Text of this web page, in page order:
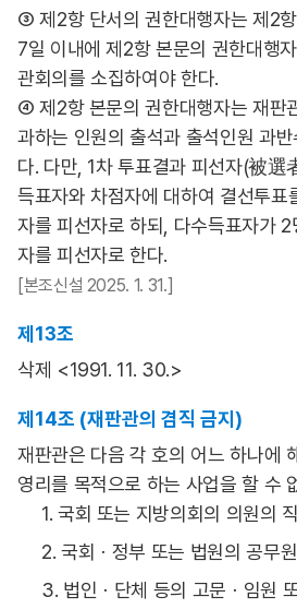
③ 제2항 단서의 권한대행자는 제2
7일 이내에 제2항 본문의 권한대행
관회의를 소집하여야 한다.
④ 제2항 본문의 권한대행자는 재판
과하는 인원의 출석과 출석인원 과
다. 다만, 1차 투표결과 피선자(被選
득표자와 차점자에 대하여 결선투표
자를 피선자로 하되, 다수득표자가
자를 피선자로 한다.
[본조신설 2025. 1. 31.]
제13조
삭제 <1991. 11. 30.>
제14조 (재판관의 겸직 금지)
재판관은 다음 각 호의 어느 하나에
영리를 목적으로 하는 사업을 할 수
1. 국회 또는 지방의회의 의원의 직
2. 국회ㆍ정부 또는 법원의 공무
3. 법인ㆍ단체 등의 고문ㆍ임원